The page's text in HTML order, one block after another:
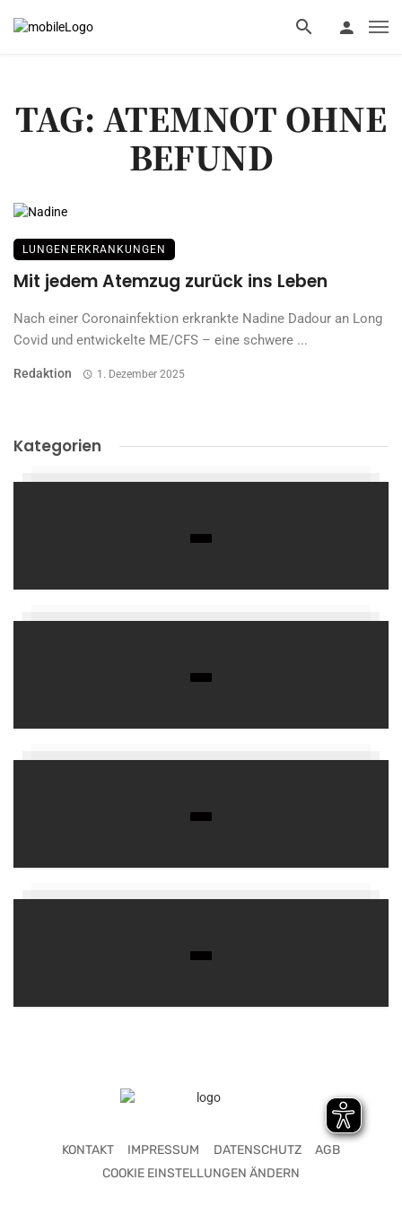
TAG: ATEMNOT OHNE
BEFUND
LUNGENERKRANKUNGEN
Mit jedem Atemzug zurück ins Leben
Nach einer Coronainfektion erkrankte Nadine Dadour an Long
Covid und entwickelte ME/CFS – eine schwere ...
Redaktion 1. Dezember 2025
Kategorien
KONTAKT IMPRESSUM DATENSCHUTZ
AGB
COOKIE EINSTELLUNGEN ÄNDERN